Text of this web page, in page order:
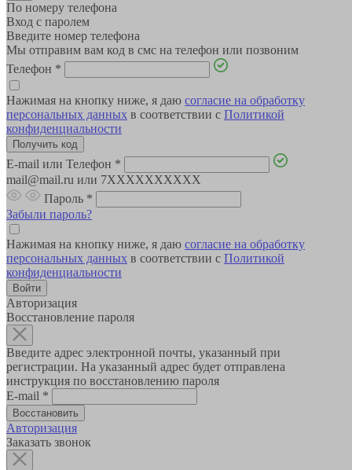
По номеру телефона
Вход с паролем
Введите номер телефона
Мы отправим вам код в смс на телефон или позвоним
Телефон *
Нажимая на кнопку ниже, я даю согласие на обработку
персональных данных в соответствии с Политикой
конфиденциальности
E-mail или Телефон *
mail@mail.ru или 7XXXXXXXXXX
Пароль *
Забыли пароль?
Нажимая на кнопку ниже, я даю согласие на обработку
персональных данных в соответствии с Политикой
конфиденциальности
Авторизация
Восстановление пароля
Введите адрес электронной почты, указанный при
регистрации. На указанный адрес будет отправлена
инструкция по восстановлению пароля
E-mail *
Авторизация
Заказать звонок